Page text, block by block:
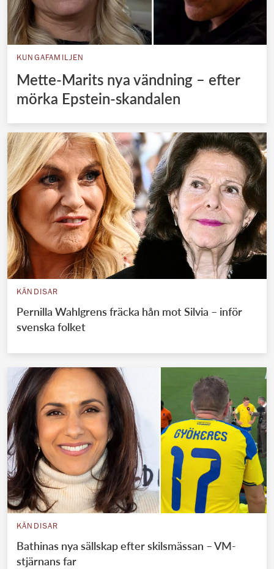
KUNGAFAMILJEN
Mette-Marits nya vändning – efter
mörka Epstein-skandalen
KÄNDISAR
Pernilla Wahlgrens fräcka hån mot Silvia – inför
svenska folket
KÄNDISAR
Bathinas nya sällskap efter skilsmässan – VM-
stjärnans far